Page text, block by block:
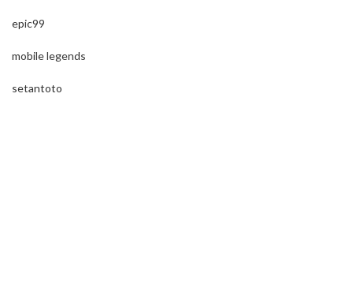
epic99
mobile legends
setantoto